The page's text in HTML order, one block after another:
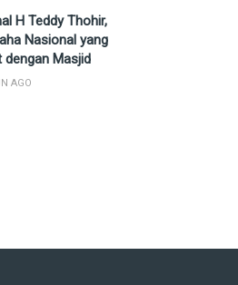
H Teddy Thohir,
Nasional yang
dengan Masjid
AGO